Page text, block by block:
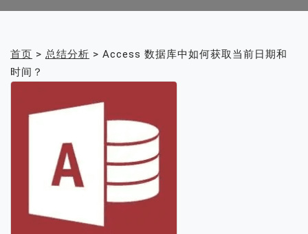
首页 > 总结分析 > Access 数据库中如何获取当前日期和
时间？